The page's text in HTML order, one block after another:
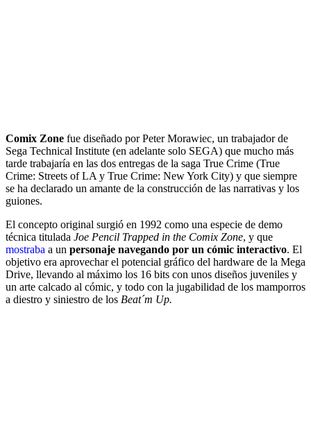
Comix Zone fue diseñado por Peter Morawiec, un trabajador de
Sega Technical Institute (en adelante solo SEGA) que mucho más
tarde trabajaría en las dos entregas de la saga True Crime (True
Crime: Streets of LA y True Crime: New York City) y que siempre
se ha declarado un amante de la construcción de las narrativas y los
guiones.
El concepto original surgió en 1992 como una especie de demo
técnica titulada Joe Pencil Trapped in the Comix Zone, y que
mostraba a un personaje navegando por un cómic interactivo. El
objetivo era aprovechar el potencial gráfico del hardware de la Mega
Drive, llevando al máximo los 16 bits con unos diseños juveniles y
un arte calcado al cómic, y todo con la jugabilidad de los mamporros
a diestro y siniestro de los Beat´m Up.